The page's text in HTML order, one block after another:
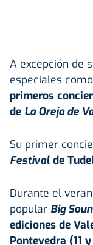
A excepción de
especiales
primeros
de La Oreja de
Su primer
Festival de
Durante el
popular Big
ediciones de
Pontevedra (11